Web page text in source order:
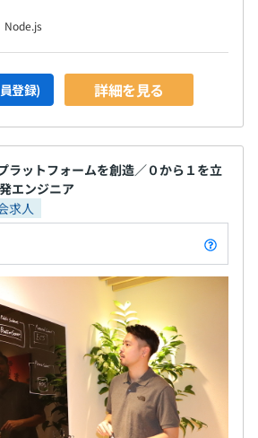
Node.js
登録) 詳細を見る
ットフォームを創造／０から１を立
エンジニア
求人